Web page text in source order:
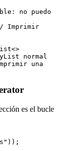
no puedo
Imprimir
normal
una
es el bucle